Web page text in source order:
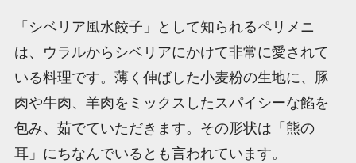
「シベリア風水餃子」として知られるペリメニ
は、ウラルからシベリアにかけて非常に愛されて
いる料理です。薄く伸ばした小麦粉の生地に、豚
肉や牛肉、羊肉をミックスしたスパイシーな餡を
包み、茹でていただきます。その形状は「熊の
耳」にちなんでいるとも言われています。